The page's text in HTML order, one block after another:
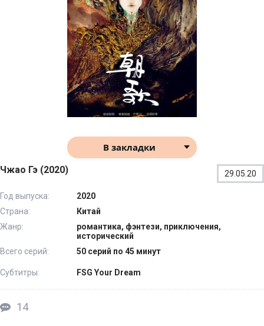
В закладки
Чжао Гэ (2020) 29.05.20
Год выпуска:
2020
Страна:
Китай
Жанр:
романтика, фэнтези, приключения,
исторический
Всего серий:
50 серий по 45 минут
Субтитры: FSG Your Dream
14